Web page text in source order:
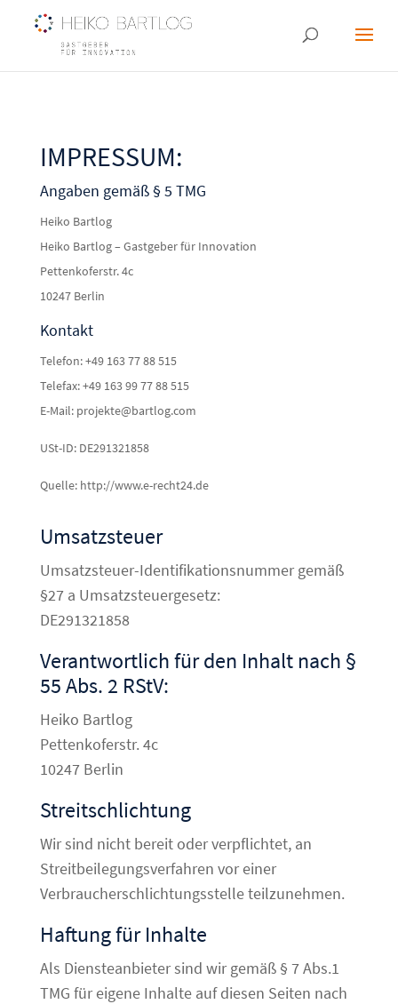
IMPRESSUM:
Angaben gemäß § 5 TMG
Heiko Bartlog
Heiko Bartlog – Gastgeber für Innovation
Pettenkoferstr. 4c
10247 Berlin
Kontakt
Telefon: +49 163 77 88 515
Telefax: +49 163 99 77 88 515
E-Mail: projekte@bartlog.com
USt-ID: DE291321858
Quelle: http://www.e-recht24.de
Umsatzsteuer
Umsatzsteuer-Identifikationsnummer gemäß
§27 a Umsatzsteuergesetz:
DE291321858
Verantwortlich für den Inhalt nach §
55 Abs. 2 RStV:
Heiko Bartlog
Pettenkoferstr. 4c
10247 Berlin
Streitschlichtung
Wir sind nicht bereit oder verpflichtet, an
Streitbeilegungsverfahren vor einer
Verbraucherschlichtungsstelle teilzunehmen.
Haftung für Inhalte
Als Diensteanbieter sind wir gemäß § 7 Abs.1
TMG für eigene Inhalte auf diesen Seiten nach